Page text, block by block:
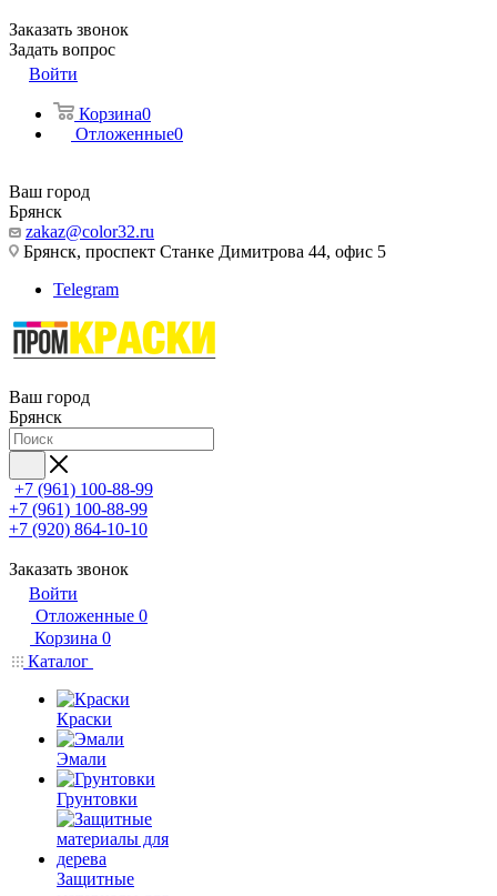
Заказать звонок
Задать вопрос
Войти
Корзина0
Отложенные0
Ваш город
Брянск
zakaz@color32.ru
Брянск, проспект Станке Димитрова 44, офис 5
Telegram
Ваш город
Брянск
+7 (961) 100-88-99
+7 (961) 100-88-99
+7 (920) 864-10-10
Заказать звонок
Войти
Отложенные 0
Корзина 0
Каталог
Краски
Эмали
Грунтовки
Защитные